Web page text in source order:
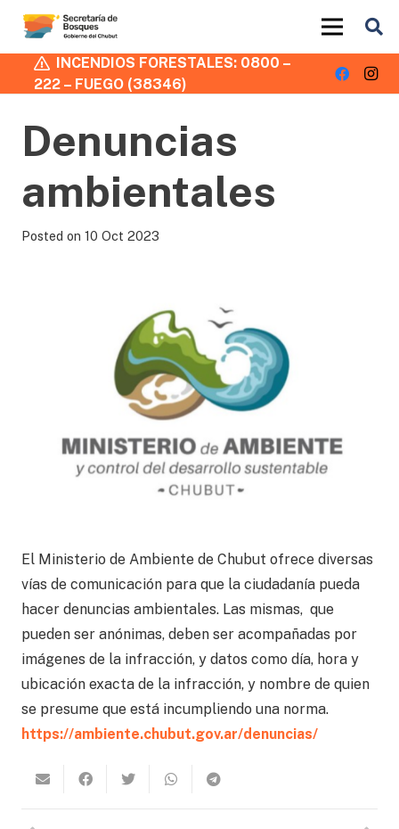
INCENDIOS FORESTALES: 0800 –
222 – FUEGO (38346)
Denuncias
ambientales
Posted on 10 Oct 2023
El Ministerio de Ambiente de Chubut ofrece diversas
vías de comunicación para que la ciudadanía pueda
hacer denuncias ambientales. Las mismas, que
pueden ser anónimas, deben ser acompañadas por
imágenes de la infracción, y datos como día, hora y
ubicación exacta de la infracción, y nombre de quien
se presume que está incumpliendo una norma.
https://ambiente.chubut.gov.ar/denuncias/